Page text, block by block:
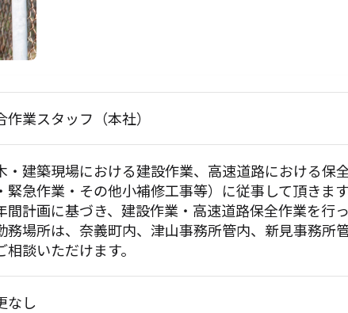
作業スタッフ（本社）
・建築現場における建設作業、高速道路における保
緊急作業・その他小補修工事等）に従事して頂きます
計画に基づき、建設作業・高速道路保全作業を行っ
場所は、奈義町内、津山事務所管内、新見事務所
相談いただけます。
なし